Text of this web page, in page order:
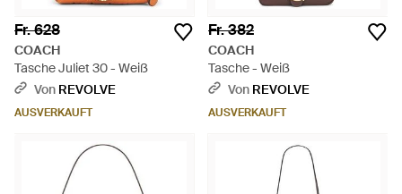
Fr. 628
COACH
Tasche Juliet 30 - Weiß
Von REVOLVE
AUSVERKAUFT
Fr. 382
COACH
Tasche - Weiß
Von REVOLVE
AUSVERKAUFT